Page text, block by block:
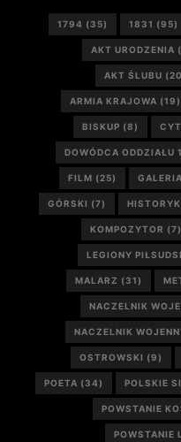
1794 (35) 1831 (95)
AKT URODZENIA
AKT ŚLUBU
ARMIA KRAJOWA (19)
BISKUP (8)
DOWÓDCA ODDZIAŁU
FILM (25)
GÓRSKI (7) HISTORYK
KOMPOZYTOR (7)
LEGIONY
MALARZ (31)
NACZELNIK
NACZELNIK
OSTROWSKI (9)
POETA (34) POLSKIE
POWSTANIE
POWSTANIE